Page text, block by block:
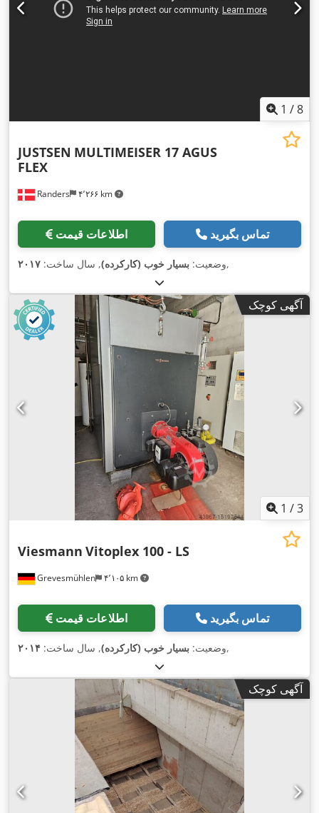
1 /8
Randers ۴٬۲۶۶ km
JUSTSEN MULTIMEISER 17 AGUS
FLEX
اطلاعات قیمت تماس بگیرید
وضعیت: بسیار خوب (کارکرده), سال ساخت: ۲۰۱۷ ,
آگهی کوچک
1 /3
Grevesmühlen ۴٬۱۰۵ km
Viesmann Vitoplex 100 - LS
اطلاعات قیمت تماس بگیرید
وضعیت: بسیار خوب (کارکرده), سال ساخت: ۲۰۱۴ ,
آگهی کوچک